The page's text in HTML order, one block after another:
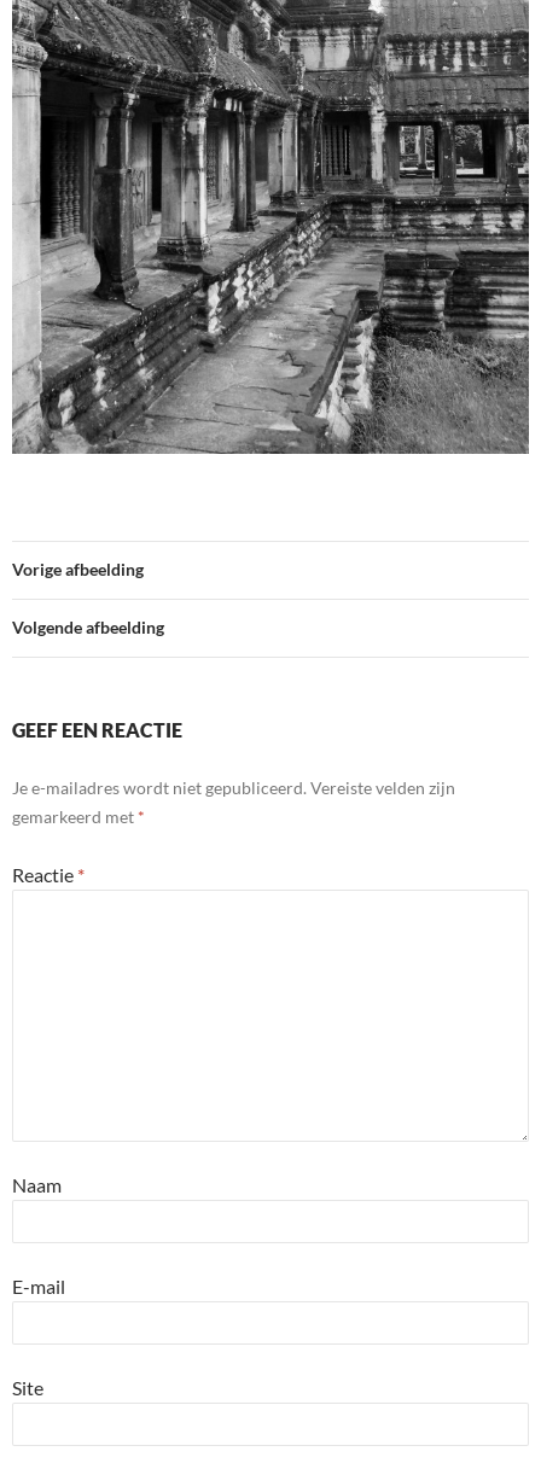
Vorige afbeelding
Volgende afbeelding
GEEF EEN REACTIE
Je e-mailadres wordt niet gepubliceerd. Vereiste velden zijn
gemarkeerd met *
Reactie *
Naam
E-mail
Site